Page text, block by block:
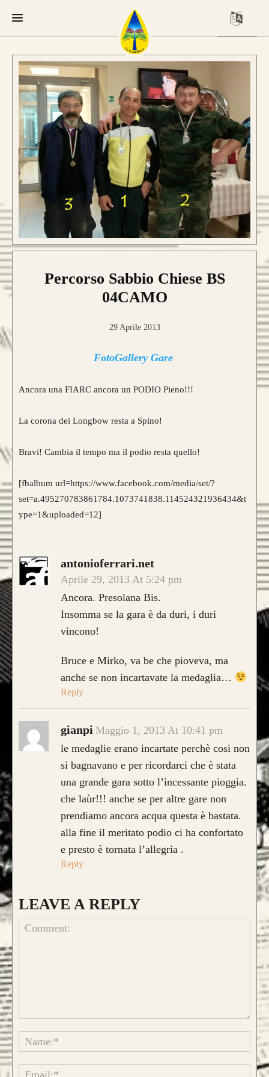
TUO LONGBOW
Percorso Sabbio Chiese BS
04CAMO
29 Aprile 2013
FotoGallery Gare
Ancora una FIARC ancora un PODIO Pieno!!!
La corona dei Longbow resta a Spino!
Bravi! Cambia il tempo ma il podio resta quello!
[fbalbum url=https://www.facebook.com/media/set/?
set=a.495270783861784.1073741838.114524321936434&t
ype=1&uploaded=12]
antonioferrari.net
Aprile 29, 2013 At 5:24 pm
Ancora. Presolana Bis.
Insomma se la gara è da duri, i duri
vincono!
Bruce e Mirko, va be che pioveva, ma
anche se non incartavate la medaglia…
Reply
gianpi Maggio 1, 2013 At 10:41 pm
le medaglie erano incartate perchè cosi non
si bagnavano e per ricordarci che è stata
una grande gara sotto l’incessante pioggia.
che laùr!!! anche se per altre gare non
prendiamo ancora acqua questa è bastata.
alla fine il meritato podio ci ha confortato
e presto è tornata l’allegria .
Reply
LEAVE A REPLY